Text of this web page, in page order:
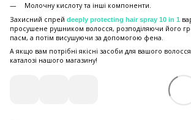
Молочну кислоту та інші компоненти.
Захисний спрей deeply protecting hair spray 10 in 1
просушене рушником волосся, розподіляючи його
пасм, а потім висушуючи за допомогою фена.
А якщо вам потрібні якісні засоби для вашого
каталозі нашого магазину!